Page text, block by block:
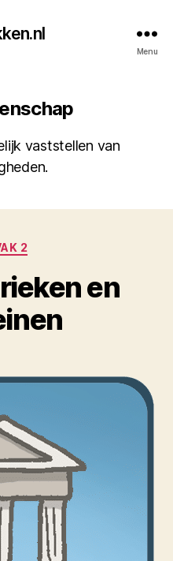
Menu
vaststellen van
2
en